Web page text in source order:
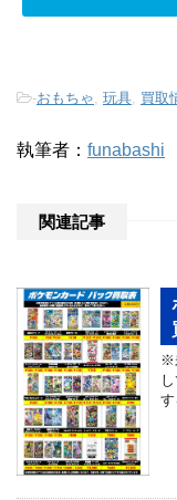
-おもちゃ 玩具 買取
執筆者： funabashi
関連記事
※
す